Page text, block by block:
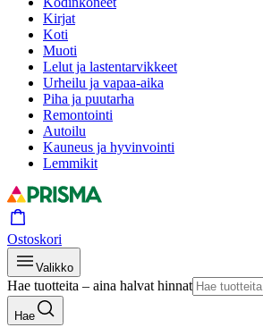
Kirjat
Koti
Muoti
Lelut ja lastentarvikkeet
Urheilu ja vapaa-aika
Piha ja puutarha
Remontointi
Autoilu
Kauneus ja hyvinvointi
Lemmikit
Ostoskori
Valikko
Hae tuotteita – aina halvat hinnat
Hae